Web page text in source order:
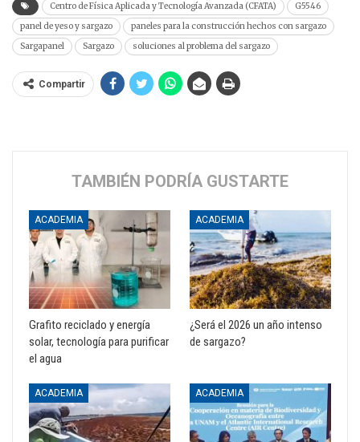
Centro de Física Aplicada y Tecnología Avanzada (CFATA)
G5546
panel de yeso y sargazo
paneles para la construcción hechos con sargazo
Sargapanel
Sargazo soluciones al problema del sargazo
Compartir
TAMBIÉN PODRÍA GUSTARTE
ACADEMIA
Grafito reciclado y energía
solar, tecnología para purificar
el agua
ACADEMIA
¿Será el 2026 un año intenso
de sargazo?
ACADEMIA ACADEMIA